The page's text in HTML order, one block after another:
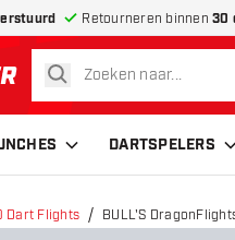
Retourneren binnen 30
pagina
zoeken
DARTSPELERS
Dart Flights BULL'S